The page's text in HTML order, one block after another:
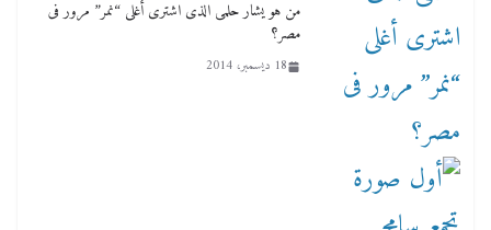
من هو يشار حلمى الذى اشترى أغلى “نمر” مرور فى
مصر؟
18 ديسمبر، 2014